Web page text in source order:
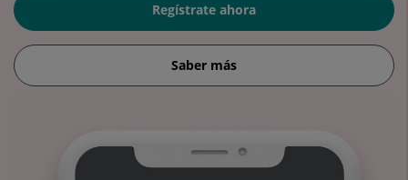
Regístrate ahora
Saber más